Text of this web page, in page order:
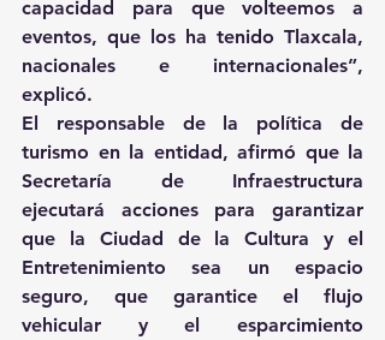
capacidad para que volteemos a
eventos, que los ha tenido Tlaxcala,
nacionales e internacionales”,
explicó.
El responsable de la política de
turismo en la entidad, afirmó que la
Secretaría de Infraestructura
ejecutará acciones para garantizar
que la Ciudad de la Cultura y el
Entretenimiento sea un espacio
seguro, que garantice el flujo
vehicular y el esparcimiento